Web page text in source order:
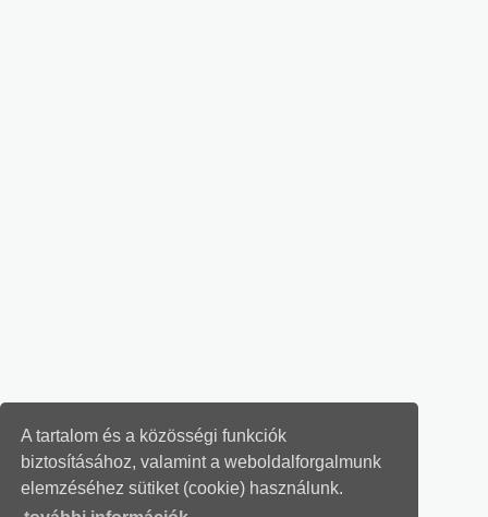
A tartalom és a közösségi funkciók
biztosításához, valamint a weboldalforgalmunk
elemzéséhez sütiket (cookie) használunk.